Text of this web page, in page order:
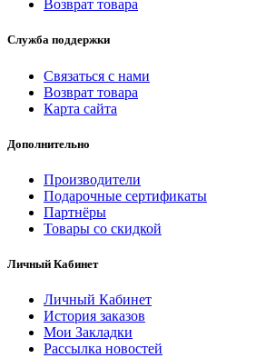
Возврат товара
Служба поддержки
Связаться с нами
Возврат товара
Карта сайта
Дополнительно
Производители
Подарочные сертификаты
Партнёры
Товары со скидкой
Личный Кабинет
Личный Кабинет
История заказов
Мои Закладки
Рассылка новостей